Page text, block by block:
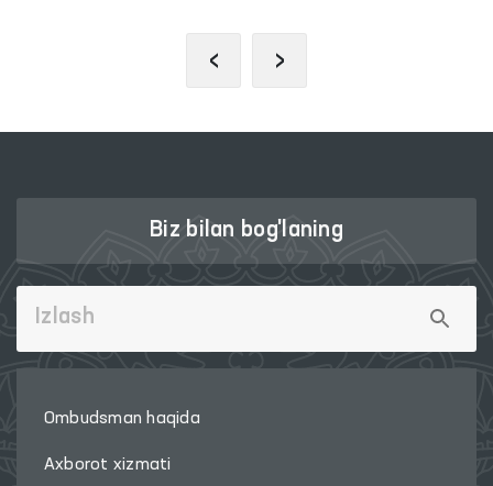
‹ ›
Biz bilan bog'laning
Ombudsman haqida
Axborot xizmati